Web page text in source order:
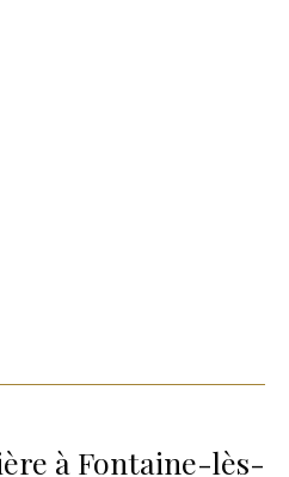
à Fontaine-lès-